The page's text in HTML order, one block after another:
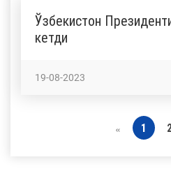
Ўзбекистон
кетди
19-08-2023
« 1